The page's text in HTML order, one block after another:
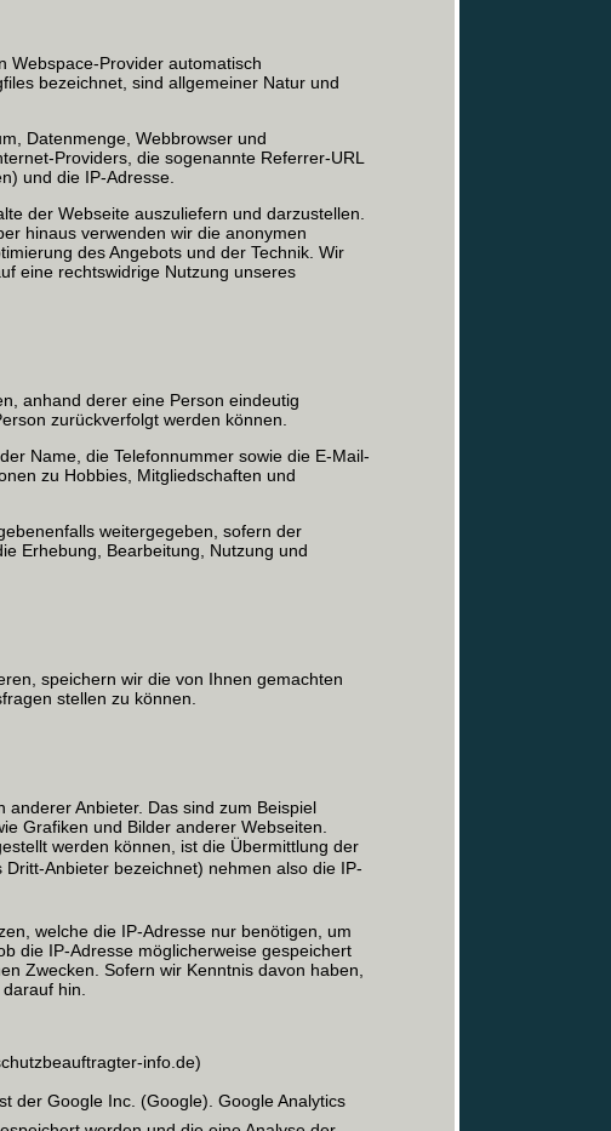
Webspace-Provider automatisch
bezeichnet, sind allgemeiner Natur und
Datenmenge, Webbrowser und
Providers, die sogenannte Referrer-URL
und die IP-Adresse.
der Webseite auszuliefern und darzustellen.
hinaus verwenden wir die anonymen
des Angebots und der Technik. Wir
eine rechtswidrige Nutzung unseres
anhand derer eine Person eindeutig
zurückverfolgt werden können.
Name, die Telefonnummer sowie die E-Mail-
zu Hobbies, Mitgliedschaften und
weitergegeben, sofern der
Erhebung, Bearbeitung, Nutzung und
speichern wir die von Ihnen gemachten
stellen zu können.
Anbieter. Das sind zum Beispiel
Grafiken und Bilder anderer Webseiten.
werden können, ist die Übermittlung der
Anbieter bezeichnet) nehmen also die IP-
welche die IP-Adresse nur benötigen, um
die IP-Adresse möglicherweise gespeichert
Zwecken. Sofern wir Kenntnis davon haben,
hin.
info.de)
Google Inc. (Google). Google Analytics